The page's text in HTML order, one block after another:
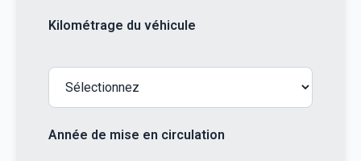
Kilométrage du véhicule
Année de mise en circulation